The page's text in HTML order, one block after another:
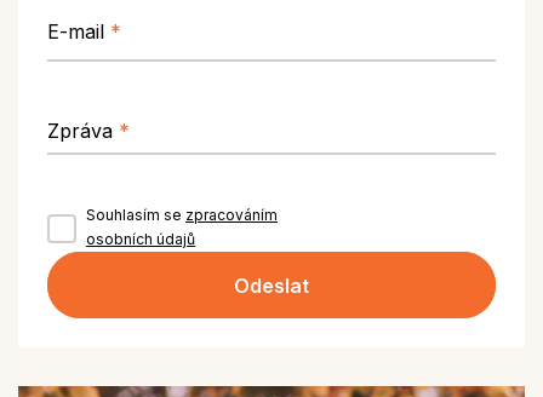
E-mail *
Zpráva *
Souhlasím se zpracováním
osobních údajů
Odeslat